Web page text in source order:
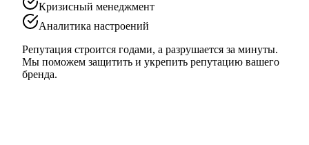
Кризисный менеджмент
Аналитика настроений
Репутация строится годами, а разрушается за минуты.
Мы поможем защитить и укрепить репутацию вашего
бренда.